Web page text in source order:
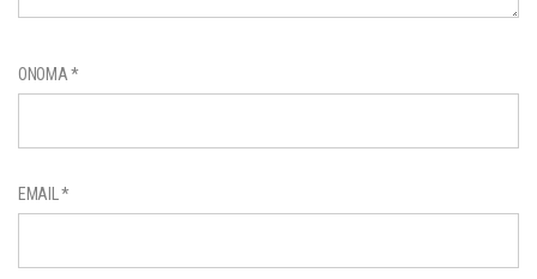
ΌΝΟΜΑ*
EMAIL*